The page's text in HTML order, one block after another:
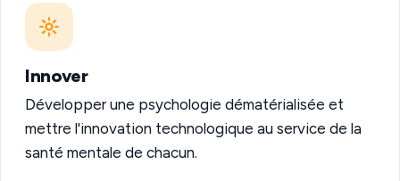
Innover
Développer une psychologie dématérialisée et
mettre l'innovation technologique au service de la
santé mentale de chacun.